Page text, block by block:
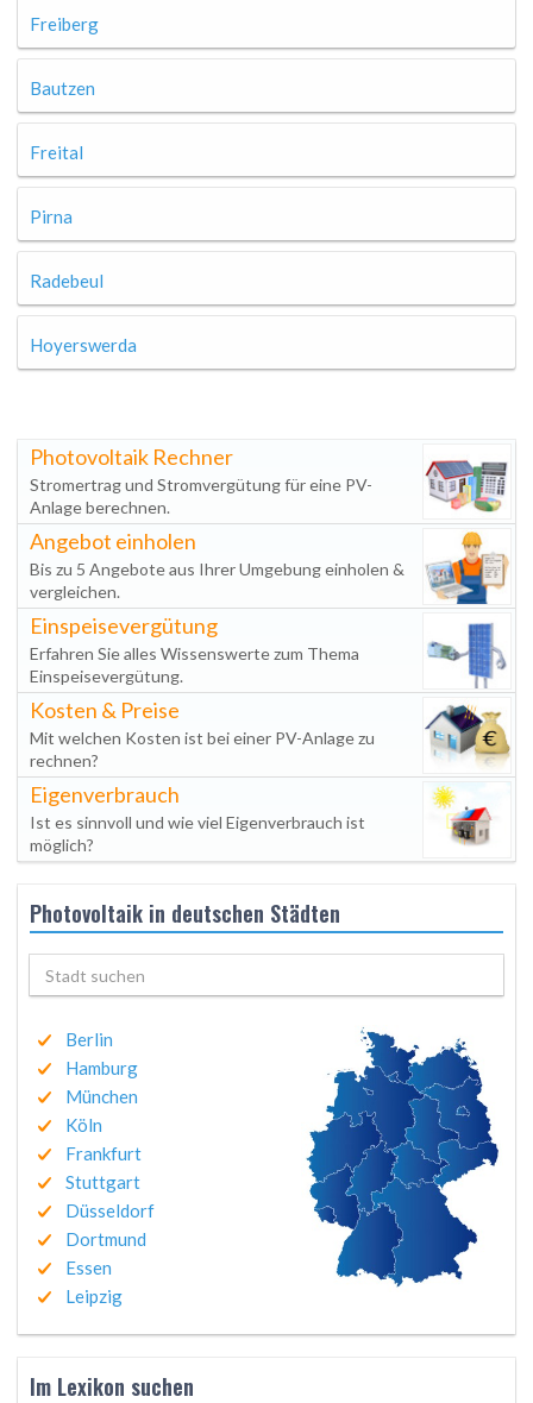
Freiberg
Bautzen
Freital
Pirna
Radebeul
Hoyerswerda
Photovoltaik Rechner
Stromertrag und Stromvergütung für eine PV-
Anlage berechnen.
Angebot einholen
Bis zu 5 Angebote aus Ihrer Umgebung einholen &
vergleichen.
Einspeisevergütung
Erfahren Sie alles Wissenswerte zum Thema
Einspeisevergütung.
Kosten & Preise
Mit welchen Kosten ist bei einer PV-Anlage zu
rechnen?
Eigenverbrauch
Ist es sinnvoll und wie viel Eigenverbrauch ist
möglich?
Photovoltaik in deutschen Städten
Berlin
Hamburg
München
Köln
Frankfurt
Stuttgart
Düsseldorf
Dortmund
Essen
Leipzig
Im Lexikon suchen